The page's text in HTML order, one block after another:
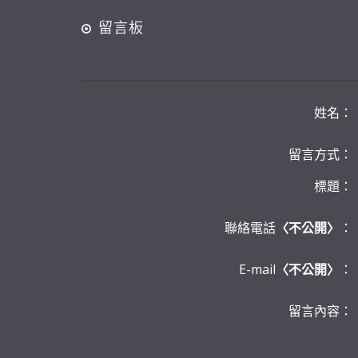
留言板
姓名：
留言方式：
標題：
聯絡電話 〈不公開〉 ：
E-mail 〈不公開〉 ：
留言內容：